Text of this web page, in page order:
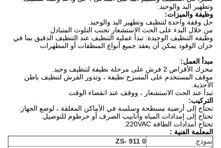
وتطهير اليد والوحيد.
وظيفة والميزات:
حل وقفة واحدة لتنظيف وتطهير اليد والوحيد.
من خلال البدء على الحث الاستشعار تجنب التلوث المتبادل
وظيفة التنظيف الوحيدة: تبدأ عملية التنظيف عند التنظيف الدقيق.بما في
خزان الوقود يمكن أن يعقد جميع أنواع المنظفات أو المطهرات
مبدأ العمل:
محرك الأقراص 2 فرش على مرحلة نظيفة لتنظيف وحيد.
موقف المستخدم على المسرح نظيفة ، وتدور الفرش لتنظيف باطن
الأحذية.
تبدأ عند الحث الاستشعار ، ووقف عند انقضاء الوقت
التركيب:
تحتاج إلى أرضية مسطحة وسلسة في الأماكن المغلقة ، لوضع الجهاز.
تحتاج إلى إمدادات المياه وأنابيب الصرف أو خرطوم للتوصيل.
تحتاج امدادات الطاقة 220VAC.
المعلمة الفنية :
نموذج
ZS- 911 0